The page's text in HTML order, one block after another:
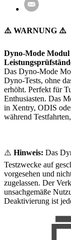
⚠️ WARNUNG ⚠️
Dyno-Mode
Das Dyno-Mode
Dyno-Tests, ohne
erhöht. Perfekt für
Enthusiasten. Das
in Xentry, ODIS
während
⚠️ Hinweis: Das
Testzwecke auf
vorgesehen und
zugelassen. Der
unsachgemäße
Deaktivierung ist